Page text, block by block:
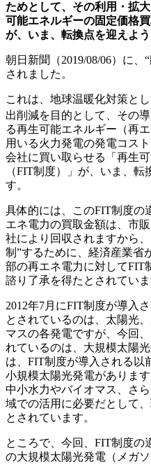
ためとして、その利用・拡
可能エネルギーの固定価格
が、いま、転換点を迎えよう
朝日新聞（2019/08/06）に
されました。
これは、地球温暖化対策と
出削減を目的として、その
る再生可能エネルギー（再
用いる火力発電の発電コス
会社に買い取らせる「再生
（FIT制度）」が、いま、
す。
具体的には、このFIT制度の
エネ電力の買取金額は、市
社により回収されますから
制”するために、経済産業省
部の再エネ電力に対してFIT
諮り了承を得たとされていま
2012年7月にFIT制度が導入
とされているのは、太陽光
マスの各発電ですが、今回
れているのは、大規模太陽
は、FIT制度が導入される以
小規模太陽光発電がありま
中小水力やバイオマス、さ
域での活用に必要だとして
とされています。
ところで、今回、FIT制度の
の大規模太陽光発電（メガ